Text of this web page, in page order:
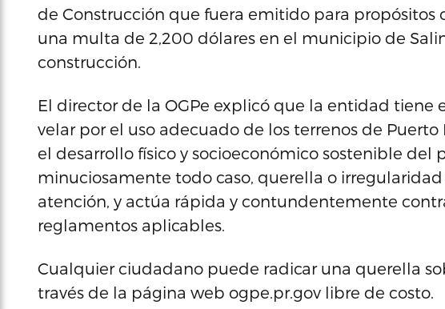
de Construcción que fuera emitido para propósitos
una multa de 2,200 dólares en el municipio de
construcción.
El director de la OGPe explicó que la entidad tiene
velar por el uso adecuado de los terrenos de
el desarrollo físico y socioeconómico sostenible del
minuciosamente todo caso, querella o
atención, y actúa rápida y contundentemente
reglamentos aplicables.
Cualquier ciudadano puede radicar una querella
través de la página web ogpe.pr.gov libre de costo.